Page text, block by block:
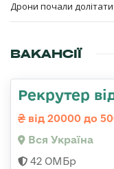
Дрони почали
ВАКАНСІЇ
Рекрутер
від 20000 до
Вся Україна
42 ОМБр